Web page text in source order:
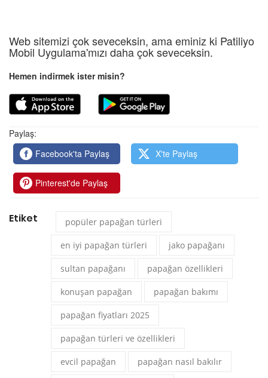
Web sitemizi çok seveceksin, ama eminiz ki Patiliyo
Mobil Uygulama'mızı daha çok seveceksin.
Hemen indirmek ister misin?
Paylaş:
Facebook'ta Paylaş
X'te Paylaş
Pinterest'de Paylaş
Etiket popüler papağan türleri
en iyi papağan türleri jako papağanı
sultan papağanı papağan özellikleri
konuşan papağan papağan bakımı
papağan fiyatları 2025
papağan türleri ve özellikleri
evcil papağan papağan nasıl bakılır